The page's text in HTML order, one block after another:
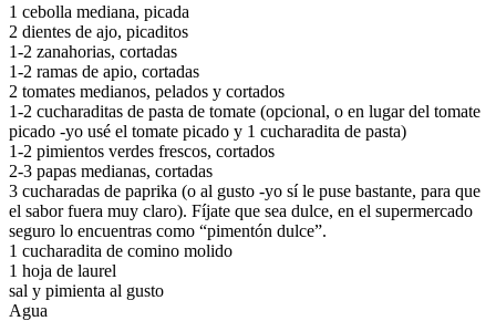
1 cebolla mediana, picada
2 dientes de ajo, picaditos
1-2 zanahorias, cortadas
1-2 ramas de apio, cortadas
2 tomates medianos, pelados y cortados
1-2 cucharaditas de pasta de tomate (opcional, o en lugar del tomate
picado -yo usé el tomate picado y 1 cucharadita de pasta)
1-2 pimientos verdes frescos, cortados
2-3 papas medianas, cortadas
3 cucharadas de paprika (o al gusto -yo sí le puse bastante, para que
el sabor fuera muy claro). Fíjate que sea dulce, en el supermercado
seguro lo encuentras como “pimentón dulce”.
1 cucharadita de comino molido
1 hoja de laurel
sal y pimienta al gusto
Agua